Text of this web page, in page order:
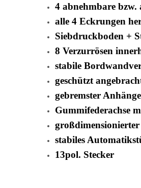
4 abnehmbare
alle 4 Eckrungen
Siebdruckboden +
8 Verzurrösen
stabile
geschützt
gebremster
Gummifederachse
stabiles
13pol. Stecker